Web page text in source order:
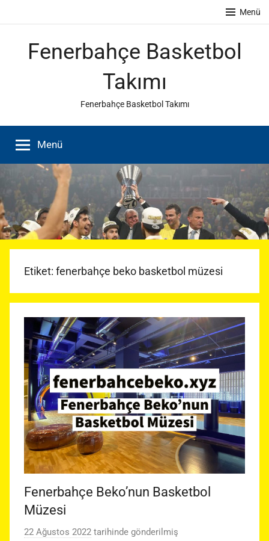
Menü
Fenerbahçe Basketbol
Takımı
Fenerbahçe Basketbol Takımı
Menü
Etiket: fenerbahçe beko basketbol müzesi
Fenerbahçe Beko’nun Basketbol
Müzesi
22 Ağustos 2022 tarihinde gönderilmiş